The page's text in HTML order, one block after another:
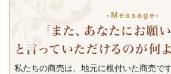
-Message-
私たちの商売は、地元に根付いた商売で